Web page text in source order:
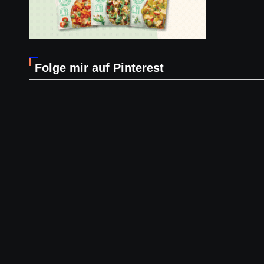
Folge mir auf Pinterest